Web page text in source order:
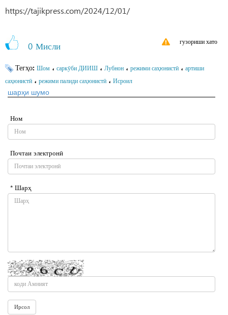
https://tajikpress.com/2024/12/01/
0 Мисли гузориши хато
Тегҳо: Шом ، саркӯби ДИИШ ، Лубнон ، режими саҳюнистӣ ، артиши
саҳюнистӣ ، режими палиди саҳюнистӣ ، Исроил
шарҳи шумо
Ном
Почтаи электронӣ
* Шарҳ